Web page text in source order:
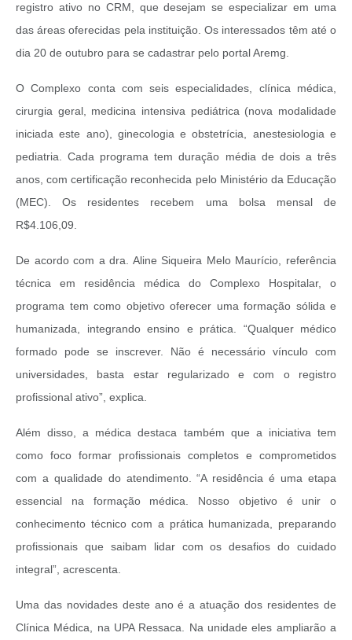
registro ativo no CRM, que desejam se especializar em uma
das áreas oferecidas pela instituição. Os interessados têm até o
dia 20 de outubro para se cadastrar pelo portal Aremg.
O Complexo conta com seis especialidades, clínica médica,
cirurgia geral, medicina intensiva pediátrica (nova modalidade
iniciada este ano), ginecologia e obstetrícia, anestesiologia e
pediatria. Cada programa tem duração média de dois a três
anos, com certificação reconhecida pelo Ministério da Educação
(MEC). Os residentes recebem uma bolsa mensal de
R$4.106,09.
De acordo com a dra. Aline Siqueira Melo Maurício, referência
técnica em residência médica do Complexo Hospitalar, o
programa tem como objetivo oferecer uma formação sólida e
humanizada, integrando ensino e prática. “Qualquer médico
formado pode se inscrever. Não é necessário vínculo com
universidades, basta estar regularizado e com o registro
profissional ativo”, explica.
Além disso, a médica destaca também que a iniciativa tem
como foco formar profissionais completos e comprometidos
com a qualidade do atendimento. “A residência é uma etapa
essencial na formação médica. Nosso objetivo é unir o
conhecimento técnico com a prática humanizada, preparando
profissionais que saibam lidar com os desafios do cuidado
integral”, acrescenta.
Uma das novidades deste ano é a atuação dos residentes de
Clínica Médica, na UPA Ressaca. Na unidade eles ampliarão a